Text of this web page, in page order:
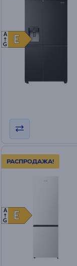
E
E
A
G
РАСПРОДАЖА!
E
E
A
G